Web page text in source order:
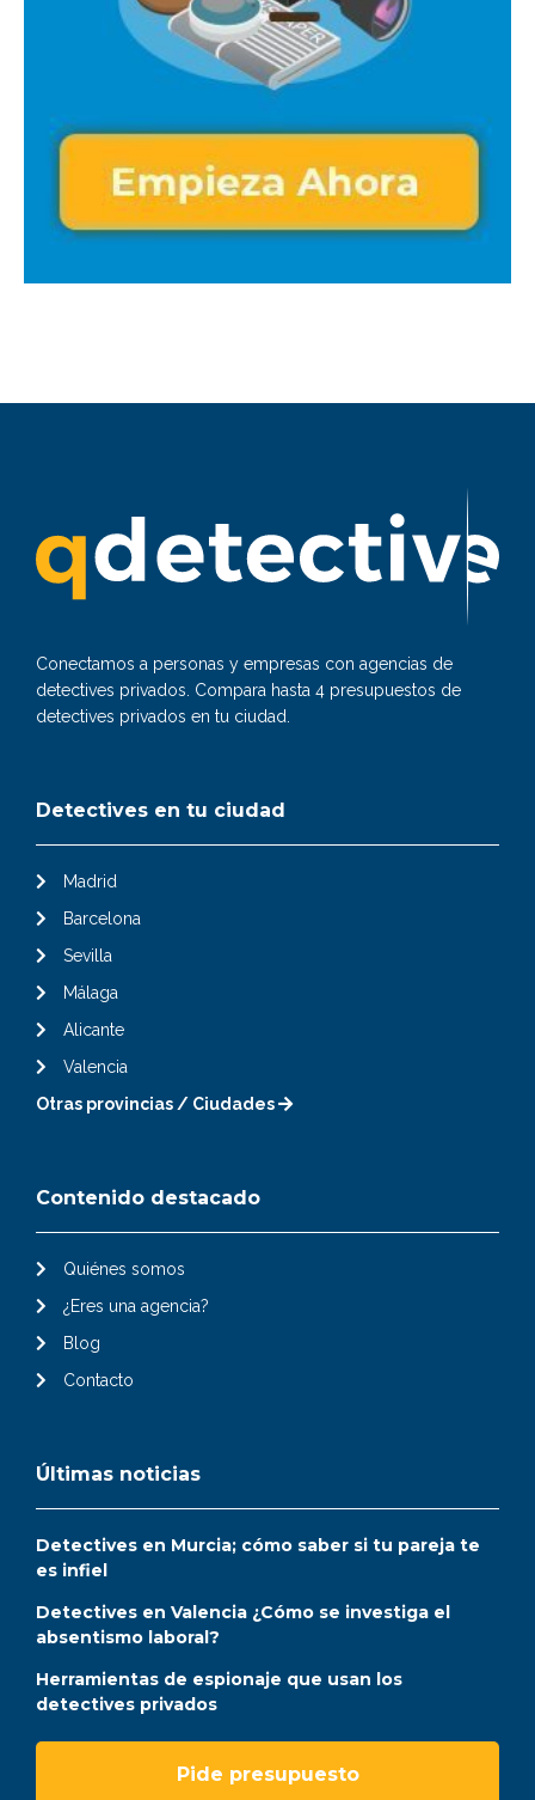
Conectamos a personas y empresas con agencias de
detectives privados. Compara hasta 4 presupuestos de
detectives privados en tu ciudad.
Detectives en tu ciudad
Madrid
Barcelona
Sevilla
Málaga
Alicante
Valencia
Otras provincias / Ciudades
Contenido destacado
Quiénes somos
¿Eres una agencia?
Blog
Contacto
Últimas noticias
Detectives en Murcia; cómo saber si tu pareja te
es infiel
Detectives en Valencia ¿Cómo se investiga el
absentismo laboral?
Herramientas de espionaje que usan los
detectives privados
Pide presupuesto